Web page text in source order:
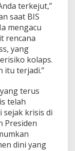
terkejut,”
saat BIS
mengacu
rencana
yang
kolaps.
itu terjadi.”
terus
telah
krisis di
Presiden
dini yang